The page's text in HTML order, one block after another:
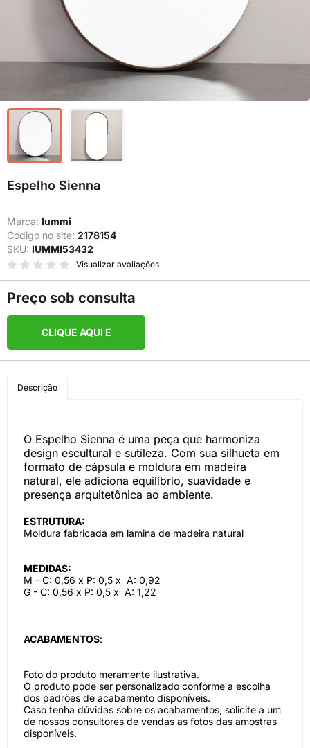
Espelho Sienna
Marca: Iummi
Código no site: 2178154
SKU: IUMMI53432
Visualizar avaliações
Preço sob consulta
CLIQUE AQUI E
Descrição
O Espelho Sienna é uma peça que harmoniza
design escultural e sutileza. Com sua silhueta em
formato de cápsula e moldura em madeira
natural, ele adiciona equilíbrio, suavidade e
presença arquitetônica ao ambiente.
ESTRUTURA:
Moldura fabricada em lamina de madeira natural
MEDIDAS:
M - C: 0,56 x P: 0,5 x A: 0,92
G - C: 0,56 x P: 0,5 x A: 1,22
ACABAMENTOS:
Foto do produto meramente ilustrativa.
O produto pode ser personalizado conforme a escolha
dos padrões de acabamento disponíveis.
Caso tenha dúvidas sobre os acabamentos, solicite a um
de nossos consultores de vendas as fotos das amostras
disponíveis.